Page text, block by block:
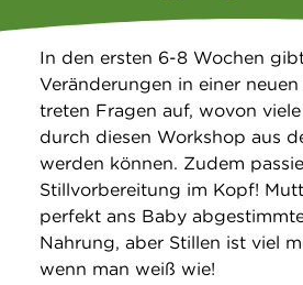
Suche
In den ersten 6-8 Wochen
Veränderungen in einer
treten Fragen auf, wovon
durch diesen Workshop aus
werden können. Zudem
Stillvorbereitung im Kopf!
perfekt ans Baby
Nahrung, aber Stillen ist viel
wenn man weiß wie!